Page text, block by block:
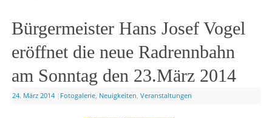
Bürgermeister Hans Josef Vogel
eröffnet die neue Radrennbahn
am Sonntag den 23.März 2014
24. März 2014 Fotogalerie, Neuigkeiten Veranstaltungen